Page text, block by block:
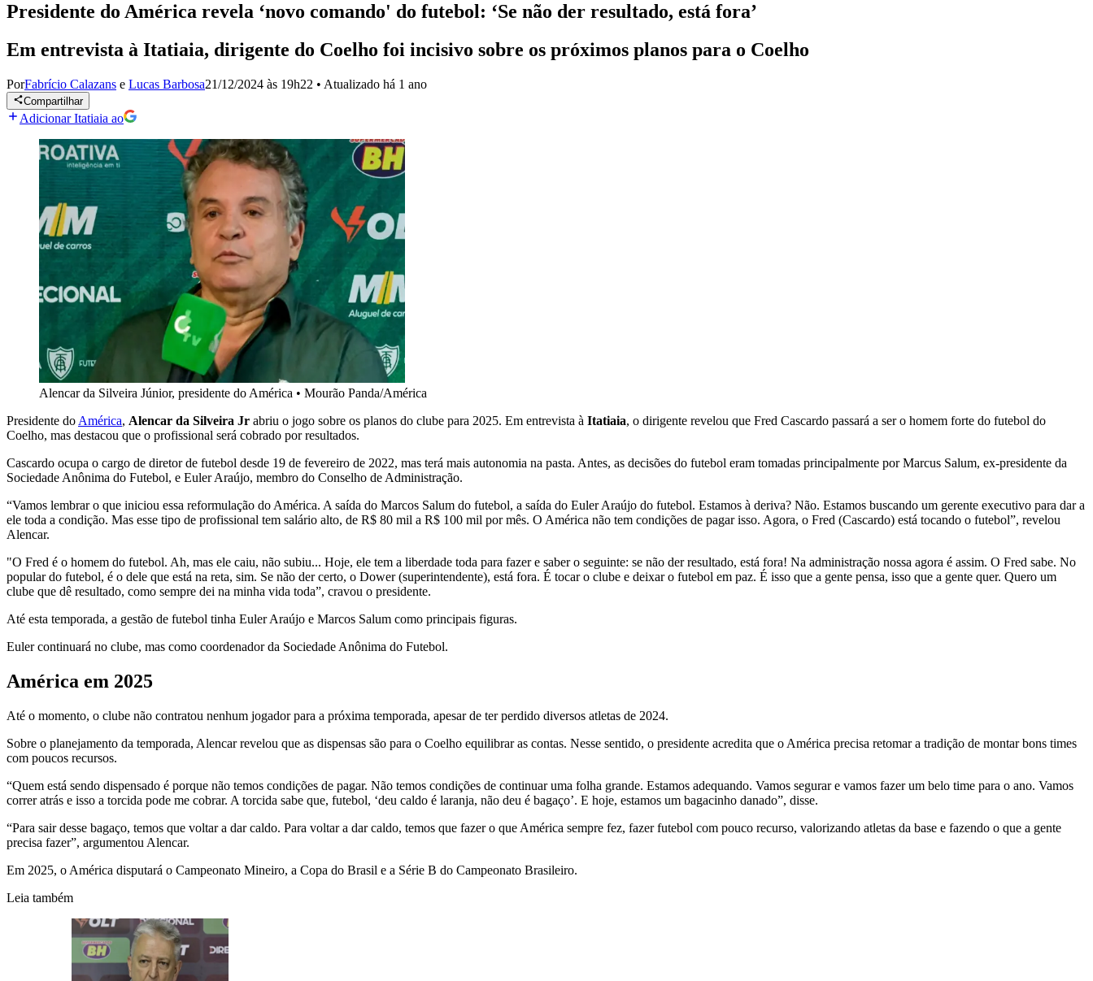
Presidente do América revela ‘novo comando' do futebol: ‘Se não der resultado, está fora’
Em entrevista à Itatiaia, dirigente do Coelho foi incisivo sobre os próximos planos para o Coelho
PorFabrício Calazans e Lucas Barbosa21/12/2024 às 19h22 • Atualizado há 1 ano
Compartilhar
Adicionar Itatiaia ao
Alencar da Silveira Júnior, presidente do América • Mourão Panda/América
Presidente do América, Alencar da Silveira Jr abriu o jogo sobre os planos do clube para 2025. Em entrevista à Itatiaia, o dirigente revelou que Fred Cascardo passará a ser o homem forte do futebol do
Coelho, mas destacou que o profissional será cobrado por resultados.
Cascardo ocupa o cargo de diretor de futebol desde 19 de fevereiro de 2022, mas terá mais autonomia na pasta. Antes, as decisões do futebol eram tomadas principalmente por Marcus Salum, ex-presidente da
Sociedade Anônima do Futebol, e Euler Araújo, membro do Conselho de Administração.
“Vamos lembrar o que iniciou essa reformulação do América. A saída do Marcos Salum do futebol, a saída do Euler Araújo do futebol. Estamos à deriva? Não. Estamos buscando um gerente executivo para dar a
ele toda a condição. Mas esse tipo de profissional tem salário alto, de R$ 80 mil a R$ 100 mil por mês. O América não tem condições de pagar isso. Agora, o Fred (Cascardo) está tocando o futebol”, revelou
Alencar.
"O Fred é o homem do futebol. Ah, mas ele caiu, não subiu... Hoje, ele tem a liberdade toda para fazer e saber o seguinte: se não der resultado, está fora! Na administração nossa agora é assim. O Fred sabe. No
popular do futebol, é o dele que está na reta, sim. Se não der certo, o Dower (superintendente), está fora. É tocar o clube e deixar o futebol em paz. É isso que a gente pensa, isso que a gente quer. Quero um
clube que dê resultado, como sempre dei na minha vida toda”, cravou o presidente.
Até esta temporada, a gestão de futebol tinha Euler Araújo e Marcos Salum como principais figuras.
Euler continuará no clube, mas como coordenador da Sociedade Anônima do Futebol.
América em 2025
Até o momento, o clube não contratou nenhum jogador para a próxima temporada, apesar de ter perdido diversos atletas de 2024.
Sobre o planejamento da temporada, Alencar revelou que as dispensas são para o Coelho equilibrar as contas. Nesse sentido, o presidente acredita que o América precisa retomar a tradição de montar bons times
com poucos recursos.
“Quem está sendo dispensado é porque não temos condições de pagar. Não temos condições de continuar uma folha grande. Estamos adequando. Vamos segurar e vamos fazer um belo time para o ano. Vamos
correr atrás e isso a torcida pode me cobrar. A torcida sabe que, futebol, ‘deu caldo é laranja, não deu é bagaço’. E hoje, estamos um bagacinho danado”, disse.
“Para sair desse bagaço, temos que voltar a dar caldo. Para voltar a dar caldo, temos que fazer o que América sempre fez, fazer futebol com pouco recurso, valorizando atletas da base e fazendo o que a gente
precisa fazer”, argumentou Alencar.
Em 2025, o América disputará o Campeonato Mineiro, a Copa do Brasil e a Série B do Campeonato Brasileiro.
Leia também